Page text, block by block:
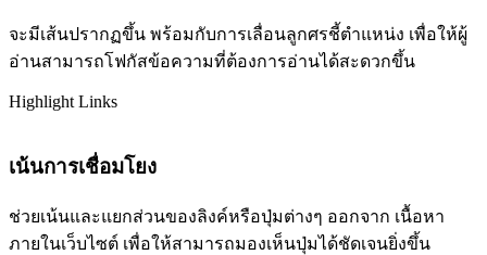
จะมีเส้นปรากฏขึ้น พร้อมกับการเลื่อนลูกศรชี้ตำแหน่ง เพื่อให้ผู้
อ่านสามารถโฟกัสข้อความที่ต้องการอ่านได้สะดวกขึ้น
Highlight Links
เน้นการเชื่อมโยง
ช่วยเน้นและแยกส่วนของลิงค์หรือปุ่มต่างๆ ออกจาก เนื้อหา
ภายในเว็บไซต์ เพื่อให้สามารถมองเห็นปุ่มได้ชัดเจนยิ่งขึ้น